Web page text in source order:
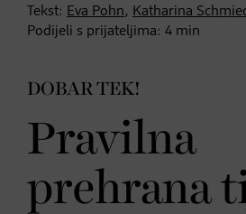
Tekst: Eva Pohn, Katharina
Podijeli s prijateljima: 4 min
DOBAR TEK!
Pravilna
prehrana